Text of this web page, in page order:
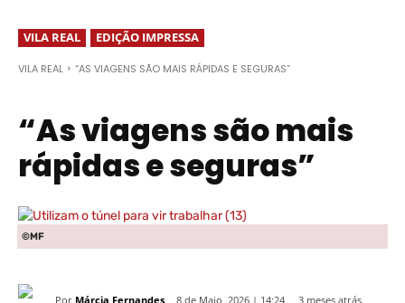
VILA REAL EDIÇÃO IMPRESSA
VILA REAL “AS VIAGENS SÃO MAIS RÁPIDAS E SEGURAS”
“As viagens são mais
rápidas e seguras”
©MF
Por Márcia Fernandes 8 de Maio, 2026 | 14:24 3 meses atrás